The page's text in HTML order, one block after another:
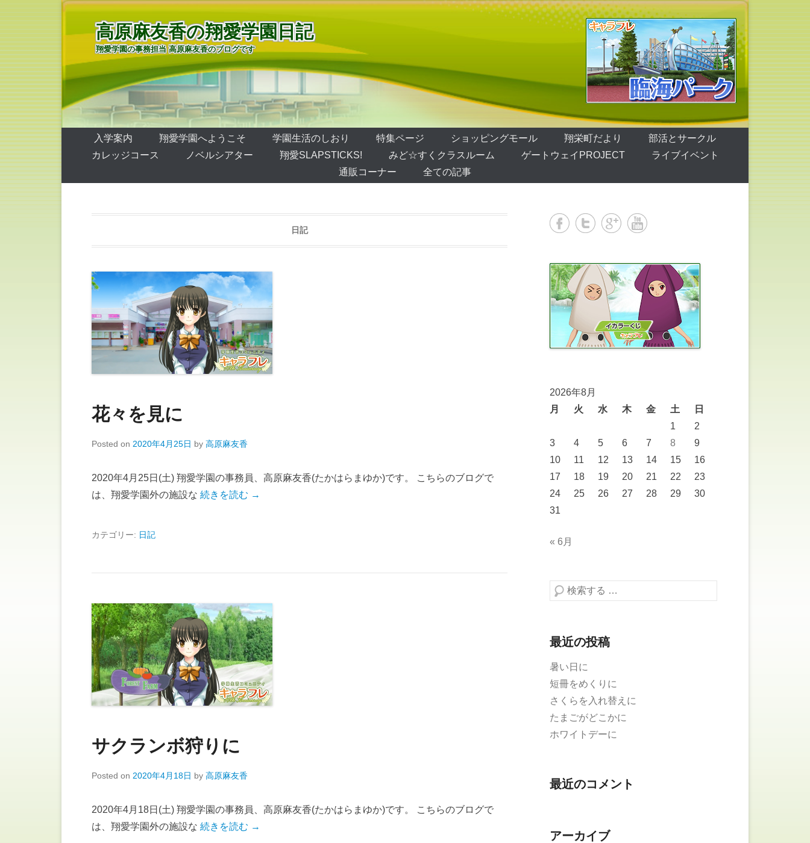
高原麻友香の翔愛学園日記
翔愛学園の事務担当 高原麻友香のブログです
第1メニュー
コンテンツへ移動
入学案内 翔愛学園へようこそ 学園生活のしおり 特集ページ ショッピングモール 翔栄町だより
部活とサークル
カレッジコース
ノベルシアター 翔愛SLAPSTICKS! みど☆すくクラスルーム ゲートウェイPROJECT
ライブイベント
通販コーナー
全ての記事
日記
花々を見に
Posted on 2020年4月25日 by 高原麻友香
2020年4月25日(土) 翔愛学園の事務員、高原麻友香(たかはらまゆか)です。 こちらのブログで
は、翔愛学園外の施設な 続きを読む →
カテゴリー: 日記
サクランボ狩りに
Posted on 2020年4月18日 by 高原麻友香
2020年4月18日(土) 翔愛学園の事務員、高原麻友香(たかはらまゆか)です。 こちらのブログで
は、翔愛学園外の施設な 続きを読む →
2026年8月
月
火 水 木 金 土
日
1
2
3
4 5 6 7 8
9
10
11 12 13 14 15
16
17
18 19 20 21 22
23
24
25 26 27 28 29
30
31
« 6月
検索する
最近の投稿
暑い日に
短冊をめくりに
さくらを入れ替えに
たまごがどこかに
ホワイトデーに
最近のコメント
アーカイブ